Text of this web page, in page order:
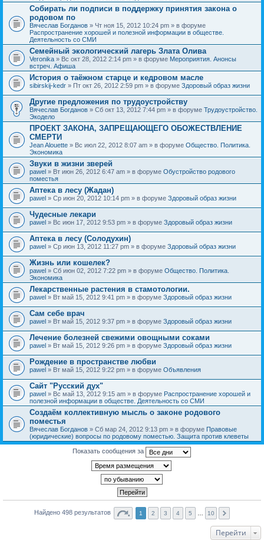
Собирать ли подписи в поддержку принятия закона о
родовом по
Вячеслав Богданов » Чт ноя 15, 2012 10:24 pm » в форуме
Распространение хорошей и полезной информации в обществе.
Деятельность со СМИ
Семейный экологический лагерь Злата Олива
Veronika » Вс окт 28, 2012 2:14 pm » в форуме Мероприятия. Анонсы
встреч. Афиша
История о таёжном старце и кедровом масле
sibirskij-kedr » Пт окт 26, 2012 2:59 pm » в форуме Здоровый образ жизни
Другие предложения по трудоустройству
Вячеслав Богданов » Сб окт 13, 2012 7:44 pm » в форуме Трудоустройство.
Экодело
ПРОЕКТ ЗАКОНА, ЗАПРЕЩАЮЩЕГО ОБОЖЕСТВЛЕНИЕ
СМЕРТИ
Jean Alouette » Вс июл 22, 2012 8:07 am » в форуме Общество. Политика.
Экономика
Звуки в жизни зверей
pawel » Вт июн 26, 2012 6:47 am » в форуме Обустройство родового
поместья
Аптека в лесу (Жадан)
pawel » Ср июн 20, 2012 10:14 pm » в форуме Здоровый образ жизни
Чудесные лекари
pawel » Вс июн 17, 2012 9:53 pm » в форуме Здоровый образ жизни
Аптека в лесу (Солодухин)
pawel » Ср июн 13, 2012 11:27 pm » в форуме Здоровый образ жизни
Жизнь или кошелек?
pawel » Сб июн 02, 2012 7:22 pm » в форуме Общество. Политика.
Экономика
Лекарственные растения в стамотологии.
pawel » Вт май 15, 2012 9:41 pm » в форуме Здоровый образ жизни
Сам себе врач
pawel » Вт май 15, 2012 9:37 pm » в форуме Здоровый образ жизни
Лечение болезней свежими овощными соками
pawel » Вт май 15, 2012 9:26 pm » в форуме Здоровый образ жизни
Рождение в пространстве любви
pawel » Вт май 15, 2012 9:22 pm » в форуме Объявления
Сайт "Русский дух"
pawel » Вс май 13, 2012 9:15 am » в форуме Распространение хорошей и
полезной информации в обществе. Деятельность со СМИ
Создаём коллективную мысль о законе родового
поместья
Вячеслав Богданов » Сб мар 24, 2012 9:13 pm » в форуме Правовые
(юридические) вопросы по родовому поместью. Защита против клеветы
Показать сообщения за
Найдено 498 результатов 1 2 3 4 5 10
Перейти